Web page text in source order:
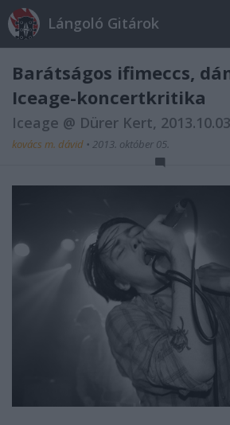
Lángoló Gitárok
Barátságos ifimeccs,
Iceage-koncertkritika
Iceage @ Dürer Kert,
kovács m. dávid • 2013. október 05.